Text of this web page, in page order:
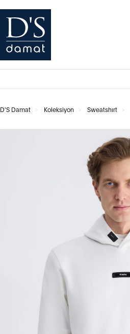
D'S Damat Koleksiyon Sweatshırt